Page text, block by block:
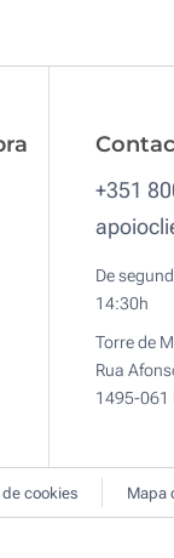
+351
De
14:30h
Torre de
Rua
1495-061
cookies Mapa